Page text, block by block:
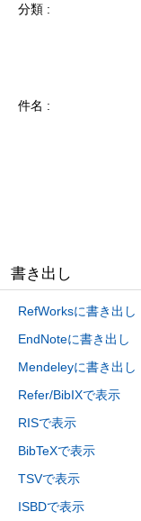
分類
件名
書き出し
RefWorksに書き出し
EndNoteに書き出し
Mendeleyに書き出し
Refer/BibIXで表示
RISで表示
BibTeXで表示
TSVで表示
ISBDで表示